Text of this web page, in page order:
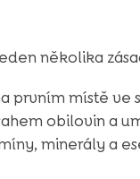
několika
prvním místě ve
obilovin a
minerály a